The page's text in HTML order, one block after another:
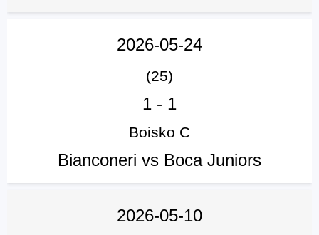
2026-05-24
(25)
1 - 1
Boisko C
Bianconeri vs Boca Juniors
2026-05-10